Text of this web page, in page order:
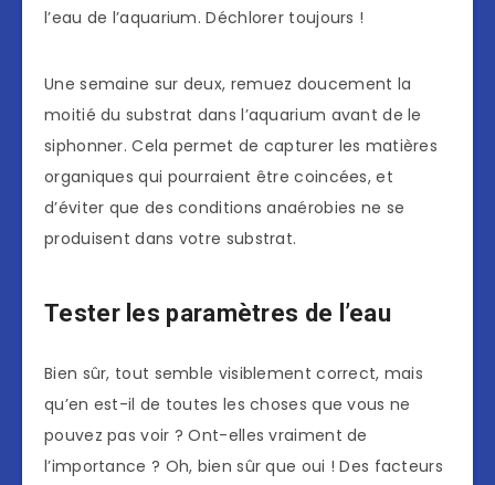
l’eau de l’aquarium. Déchlorer toujours !
Une semaine sur deux, remuez doucement la
moitié du substrat dans l’aquarium avant de le
siphonner. Cela permet de capturer les matières
organiques qui pourraient être coincées, et
d’éviter que des conditions anaérobies ne se
produisent dans votre substrat.
Tester les paramètres de l’eau
Bien sûr, tout semble visiblement correct, mais
qu’en est-il de toutes les choses que vous ne
pouvez pas voir ? Ont-elles vraiment de
l’importance ? Oh, bien sûr que oui ! Des facteurs